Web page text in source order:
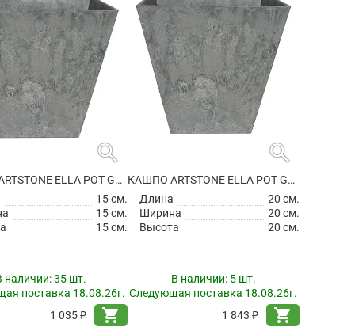
search
КАШПО ARTSTONE ELLA POT GREY
15 см.
15 см.
15 см.
наличии:35 шт.
поставка 18.08.26г.
1 035 ₽
shopping_cart
search
КАШПО ARTSTONE ELLA POT GREY
Длина
20 см.
Ширина
20 см.
Высота
20 см.
В наличии: 5 шт.
Следующая поставка 18.08.26г.
1 843 ₽
shopping_cart